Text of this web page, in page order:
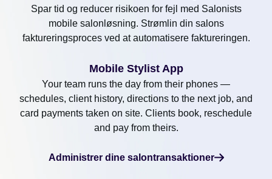
Spar tid og reducer risikoen for fejl med Salonists
mobile salonløsning. Strømlin din salons
faktureringsproces ved at automatisere faktureringen.
Mobile Stylist App
Your team runs the day from their phones —
schedules, client history, directions to the next job, and
card payments taken on site. Clients book, reschedule
and pay from theirs.
Administrer dine salontransaktioner